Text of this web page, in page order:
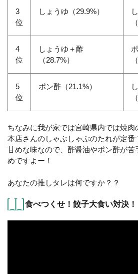
3
位
しょうゆ（29.9%）
4
位
しょうゆ＋酢
（28.7%）
5
位
ポン酢（21.1%）
ちなみに我が家では宮崎県内では焼
本店さんのしゃぶしゃぶのたれが定番
甘めな味なので、酢醤油やポン酢が苦
めですよー！
あなたの推しタレは何ですか？？
食べつくせ！餃子大食い対決！